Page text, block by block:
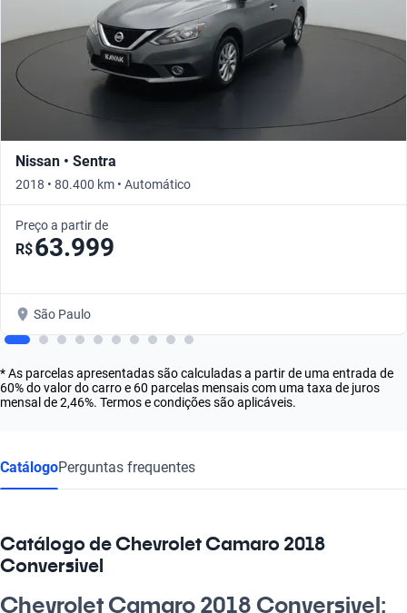
Nissan • Sentra
2018 • 80.400 km • Automático
Preço a partir de
R$63.999
São Paulo
* As parcelas apresentadas são calculadas a partir de uma entrada de
60% do valor do carro e 60 parcelas mensais com uma taxa de juros
mensal de 2,46%. Termos e condições são aplicáveis.
CatálogoPerguntas frequentes
Catálogo de Chevrolet Camaro 2018
Conversivel
Chevrolet Camaro 2018 Conversivel: